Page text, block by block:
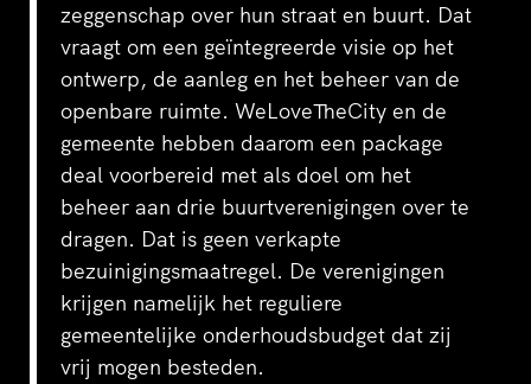
zeggenschap over hun straat en buurt. Dat
vraagt om een geïntegreerde visie op het
ontwerp, de aanleg en het beheer van de
openbare ruimte. WeLoveTheCity en de
gemeente hebben daarom een package
deal voorbereid met als doel om het
beheer aan drie buurtverenigingen over te
dragen. Dat is geen verkapte
bezuinigingsmaatregel. De verenigingen
krijgen namelijk het reguliere
gemeentelijke onderhoudsbudget dat zij
vrij mogen besteden.